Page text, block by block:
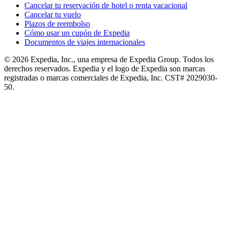
Cancelar tu reservación de hotel o renta vacacional
Cancelar tu vuelo
Plazos de reembolso
Cómo usar un cupón de Expedia
Documentos de viajes internacionales
© 2026 Expedia, Inc., una empresa de Expedia Group. Todos los
derechos reservados. Expedia y el logo de Expedia son marcas
registradas o marcas comerciales de Expedia, Inc. CST# 2029030-
50.